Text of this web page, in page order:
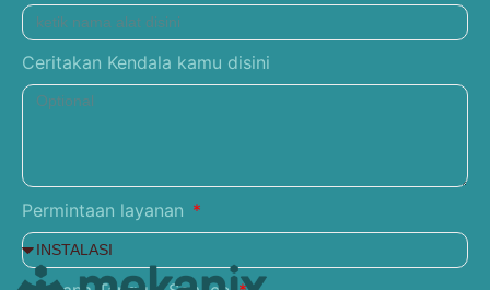
Ceritakan Kendala kamu disini
Permintaan layanan